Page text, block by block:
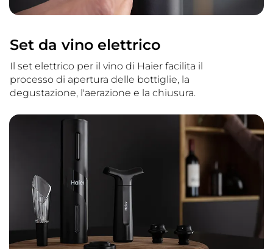
Set da vino elettrico
Il set elettrico per il vino di Haier facilita il
processo di apertura delle bottiglie, la
degustazione, l'aerazione e la chiusura.